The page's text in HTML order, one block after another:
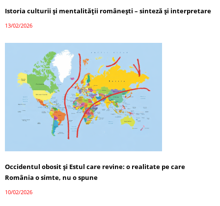
Istoria culturii și mentalității românești – sinteză și interpretare
13/02/2026
Occidentul obosit și Estul care revine: o realitate pe care
România o simte, nu o spune
10/02/2026